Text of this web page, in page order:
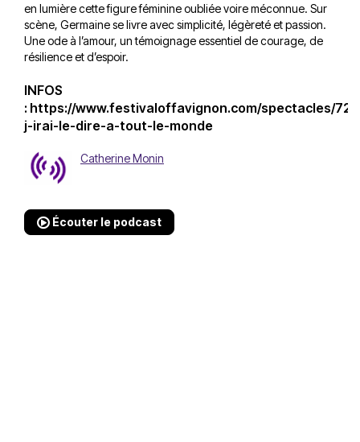
en lumière cette figure féminine oubliée voire méconnue. Sur
scène, Germaine se livre avec simplicité, légèreté et passion.
Une ode à l’amour, un témoignage essentiel de courage, de
résilience et d’espoir.
INFOS
: https://www.festivaloffavignon.com/spectacles/
j-irai-le-dire-a-tout-le-monde
Catherine Monin
Écouter le podcast